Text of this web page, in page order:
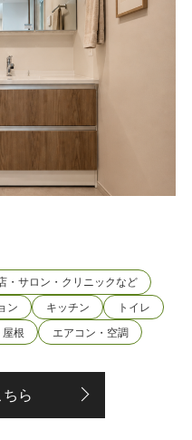
・サロン・クリニックなど
ン キッチン
トイレ
根 エアコン・空調
ら